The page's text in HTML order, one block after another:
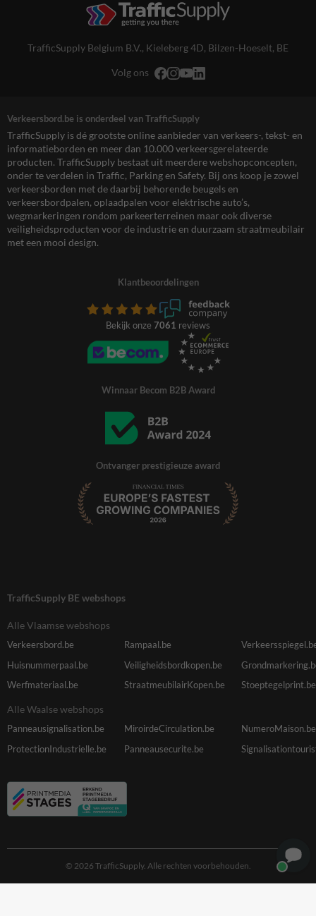
TrafficSupply Belgium B.V., Kieleberg 4D, Bilzen-Hoeselt, BE
Volg ons
Verkeersbord.be is onderdeel van TrafficSupply
TrafficSupply is dé grootste online aanbieder van verkeers-, tekst- en
informatieborden en meer dan 10.000 verkeersgerelateerde
producten. TrafficSupply bestaat uit meerdere webshopconcepten,
onder te verdelen in Traffic, Parking en Safety. Bij ons koop je zowel
verkeersborden met de daarbij behorende beugels en
verkeersbordpalen, oplaadpalen voor elektrische auto’s,
wegmarkeringen rondom parkeerterreinen maar ook diverse
veiligheidsproducten voor de industrie en duurzaam straatmeubilair
met een mooi design.
Klantbeoordelingen
Bekijk onze 7061 reviews
Winnaar Becom B2B Award
Ontvanger prestigieuze award
TrafficSupply BE webshops
Alle Vlaamse webshops
Verkeersbord.be Rampaal.be
Huisnummerpaal.be
Veiligheidsbordkopen.be
Werfmateriaal.be
StraatmeubilairKopen.be Stoeptegelprint.be
Alle Waalse webshops
Panneausignalisation.be MiroirdeCirculation.be
NumeroMaison.be
ProtectionIndustrielle.be
Panneausecurite.be
© 2026 TrafficSupply. Alle rechten voorbehouden.